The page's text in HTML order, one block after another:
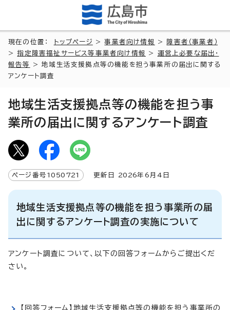
現在の位置： トップページ >事業者向け情報 >
障害者（事業者）
>指定障害福祉サービス等事業者向け情報 > 運営上必要な届出・
報告等
> 地域生活支援拠点等の機能を担う事業所の届出に関する
アンケート調査
地域生活支援拠点等の機能を担う事
業所の届出に関するアンケート調査
ページ番号 1050721 更新日 2026年6月4日
地域生活支援拠点等の機能を担う事業所の届
出に関するアンケート調査の実施について
アンケート調査について、以下の回答フォームからご提出くだ
さい。
【回答フォーム】地域生活支援拠点等の機能を担う事業所の